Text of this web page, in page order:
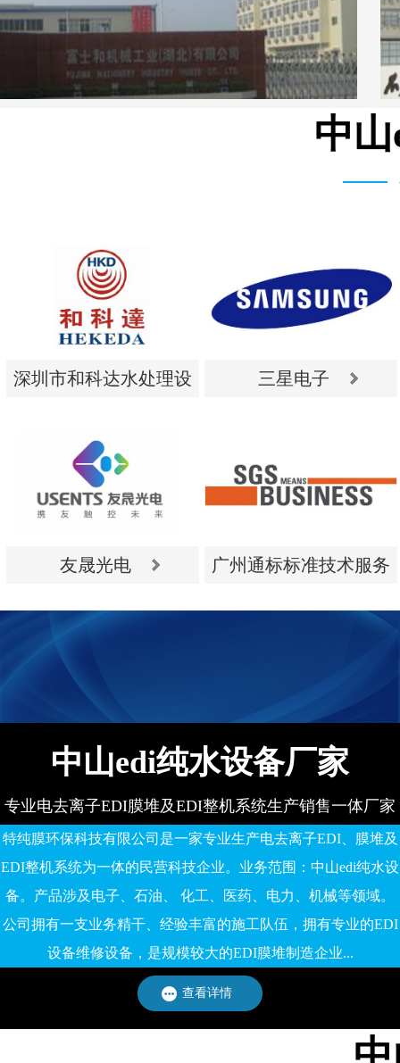
中
深圳市和科达水处理设
深圳市和科达水处理设
备有限公司
三星电子
三星电子
友晟光电
广州通标标准技术服务
中山edi纯水设备厂家
专业电去离子EDI膜堆及EDI整机系统生产销售一体厂家
特纯膜环保科技有限公司是一家专业生产电去离子EDI、膜堆及
EDI整机系统为一体的民营科技企业。业务范围：中山edi纯水设
备。产品涉及电子、石油、 化工、医药、电力、机械等领域。
公司拥有一支业务精干、经验丰富的施工队伍，拥有专业的EDI
设备维修设备，是规模较大的EDI膜堆制造企业...
查看详情